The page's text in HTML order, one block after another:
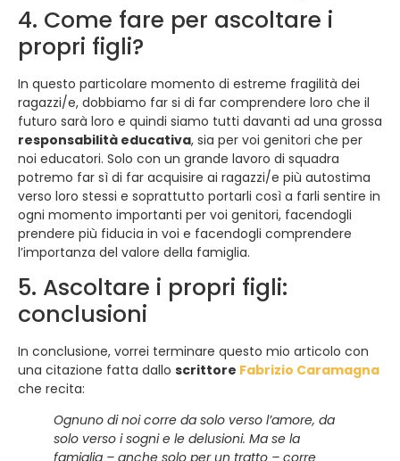
4. Come fare per ascoltare i
propri figli?
In questo particolare momento di estreme fragilità dei
ragazzi/e, dobbiamo far si di far comprendere loro che il
futuro sarà loro e quindi siamo tutti davanti ad una grossa
responsabilità educativa, sia per voi genitori che per
noi educatori. Solo con un grande lavoro di squadra
potremo far sì di far acquisire ai ragazzi/e più autostima
verso loro stessi e soprattutto portarli così a farli sentire in
ogni momento importanti per voi genitori, facendogli
prendere più fiducia in voi e facendogli comprendere
l’importanza del valore della famiglia.
5. Ascoltare i propri figli:
conclusioni
In conclusione, vorrei terminare questo mio articolo con
una citazione fatta dallo scrittore Fabrizio Caramagna
che recita:
Ognuno di noi corre da solo verso l’amore, da
solo verso i sogni e le delusioni. Ma se la
famiglia – anche solo per un tratto – corre